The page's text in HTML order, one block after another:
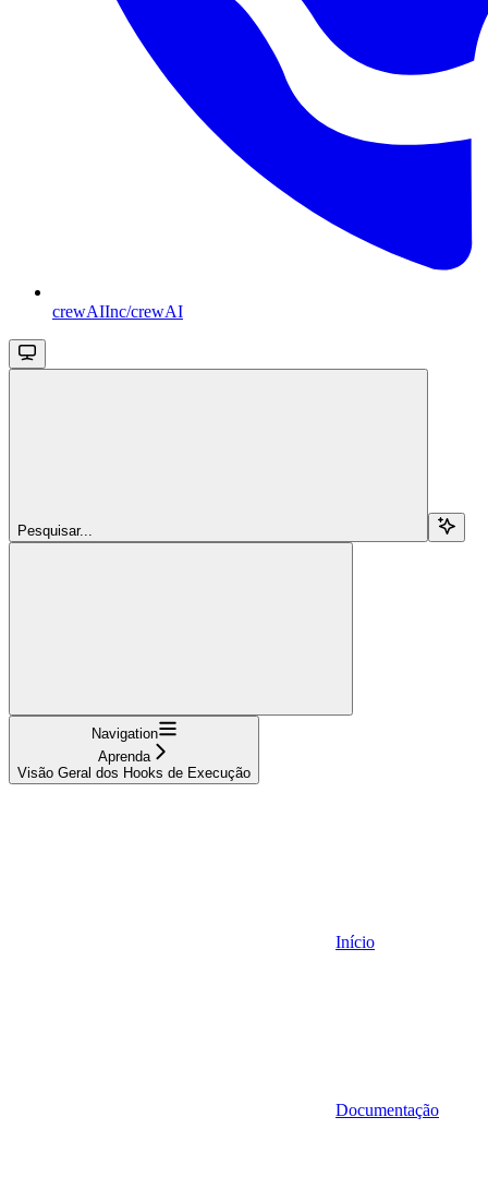
crewAIInc/crewAI
Pesquisar...
Navigation
Aprenda
Visão Geral dos Hooks de Execução
Início
Documentação